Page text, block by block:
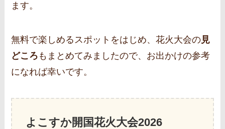
ます。
無料で楽しめるスポットをはじめ、花火大会の見
どころ もまとめてみましたので、お出かけの参考
になれば幸いです。
よこすか開国花火大会2026